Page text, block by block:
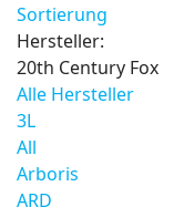
Sortierung
Hersteller:
20th Century Fox
Alle Hersteller
3L
All
Arboris
ARD